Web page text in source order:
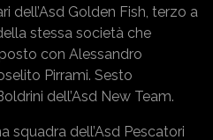
dell’Asd Golden Fish, terzo a
stessa società che
con Alessandro
Pirrami. Sesto
dell’Asd New Team.
squadra dell’Asd Pescatori